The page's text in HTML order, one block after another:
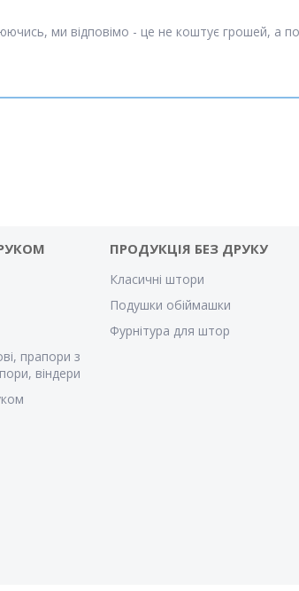
ми відповімо - це не коштує грошей, а
прапори з
віндери
ПРОДУКЦІЯ БЕЗ ДРУКУ
Класичні штори
Подушки обіймашки
Фурнітура для штор